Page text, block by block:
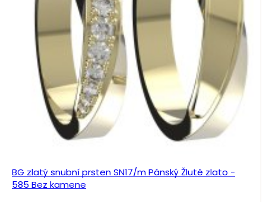
BG zlatý snubní prsten SN17/m Pánský Žluté zlato -
585 Bez kamene